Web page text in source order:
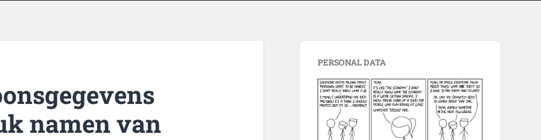
namen van
PERSONAL DATA